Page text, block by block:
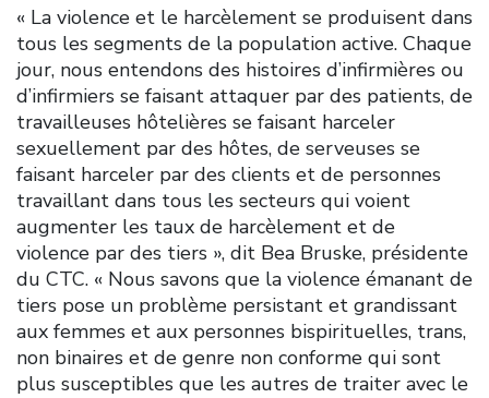
« La violence et le harcèlement se produisent dans
tous les segments de la population active. Chaque
jour, nous entendons des histoires d’infirmières ou
d’infirmiers se faisant attaquer par des patients, de
travailleuses hôtelières se faisant harceler
sexuellement par des hôtes, de serveuses se
faisant harceler par des clients et de personnes
travaillant dans tous les secteurs qui voient
augmenter les taux de harcèlement et de
violence par des tiers », dit Bea Bruske, présidente
du CTC. « Nous savons que la violence émanant de
tiers pose un problème persistant et grandissant
aux femmes et aux personnes bispirituelles, trans,
non binaires et de genre non conforme qui sont
plus susceptibles que les autres de traiter avec le